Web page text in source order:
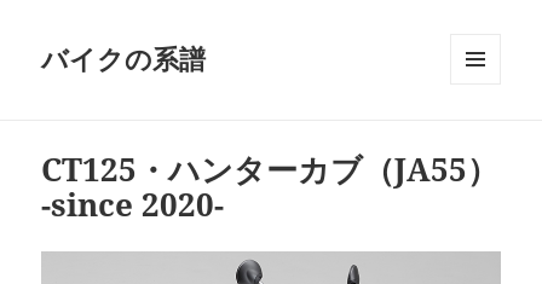
バイクの系譜
ット
CT125・ハンターカブ（JA55）
-since 2020-